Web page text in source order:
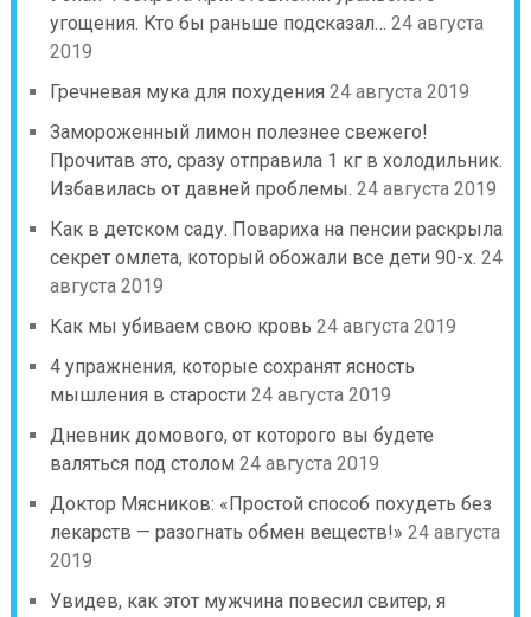
угощения. Кто бы раньше подсказал… 24 августа
2019
Гречневая мука для похудения 24 августа 2019
Замороженный лимон полезнее свежего!
Прочитав это, сразу отправила 1 кг в холодильник.
Избавилась от давней проблемы. 24 августа 2019
Как в детском саду. Повариха на пенсии раскрыла
секрет омлета, который обожали все дети 90-х. 24
августа 2019
Как мы убиваем свою кровь 24 августа 2019
4 упражнения, которые сохранят ясность
мышления в старости 24 августа 2019
Дневник домового, от которого вы будете
валяться под столом 24 августа 2019
Доктор Мясников: «Простой способ похудеть без
лекарств — разогнать обмен веществ!» 24 августа
2019
Увидев, как этот мужчина повесил свитер, я